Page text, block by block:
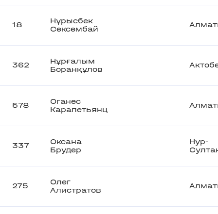
18
Нұрысбек
Сексембай
362
Нұрғалым
Боранқұлов
578
Оганес
Карапетьянц
337
Оксана
Брудер
Нур-
275
Олег
Алистратов